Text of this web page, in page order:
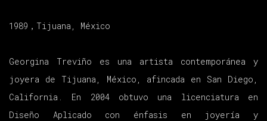
1989，Tijuana, México
Georgina Treviño es una artista contemporánea y
joyera de Tijuana, México, afincada en San Diego,
California. En 2004 obtuvo una licenciatura en
Diseño Aplicado con énfasis en joyería y